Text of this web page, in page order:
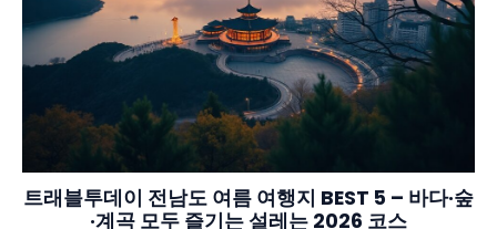
트래블투데이 전남도 여름 여행지 BEST 5 – 바다·숲
·계곡 모두 즐기는 설레는 2026 코스